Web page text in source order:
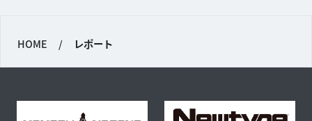
HOME / レポート